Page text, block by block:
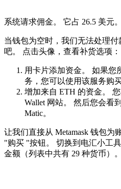
系统请求佣金。 它占 26.5 美元。
当钱包为空时，我们无法处理
吧。 点击头像，查看补货选项：
用卡片添加资金。 如果您
务，您可以使用该服务购
增加来自 ETH 的资金。
Wallet 网站。 然后您会看
Matic。
让我们直接从 Metamask 钱包
"购买 "按钮。 切换到电汇小工
金额（列表中共有 29 种货币）。